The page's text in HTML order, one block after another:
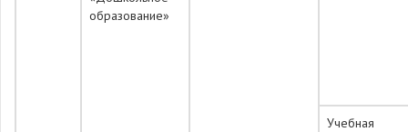
образование»
Учебная